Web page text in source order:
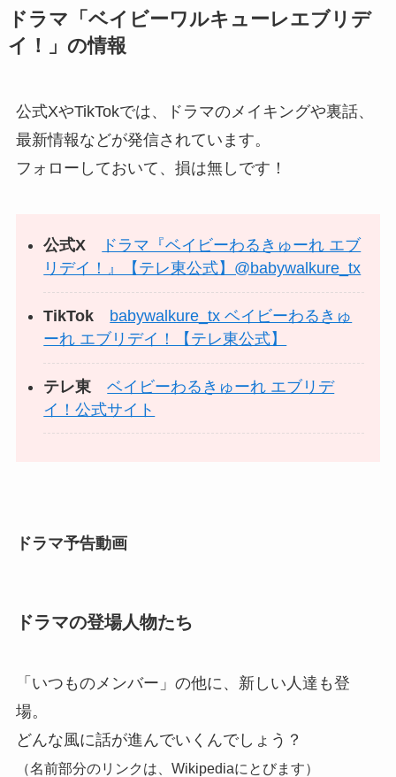
ドラマ「ベイビーワルキューレエブリデ
イ！」の情報
公式XやTikTokでは、ドラマのメイキングや裏話、
最新情報などが発信されています。
フォローしておいて、損は無しです！
公式X
ドラマ『ベイビーわるきゅーれ エブ
リデイ！』【テレ東公式】@babywalkure_tx
TikTok
babywalkure_tx ベイビーわるきゅ
ーれ エブリデイ！【テレ東公式】
テレ東
ベイビーわるきゅーれ エブリデ
イ！公式サイト
ドラマ予告動画
ドラマの登場人物たち
「いつものメンバー」の他に、新しい人達も登
場。
どんな風に話が進んでいくんでしょう？
（名前部分のリンクは、Wikipediaにとびます）